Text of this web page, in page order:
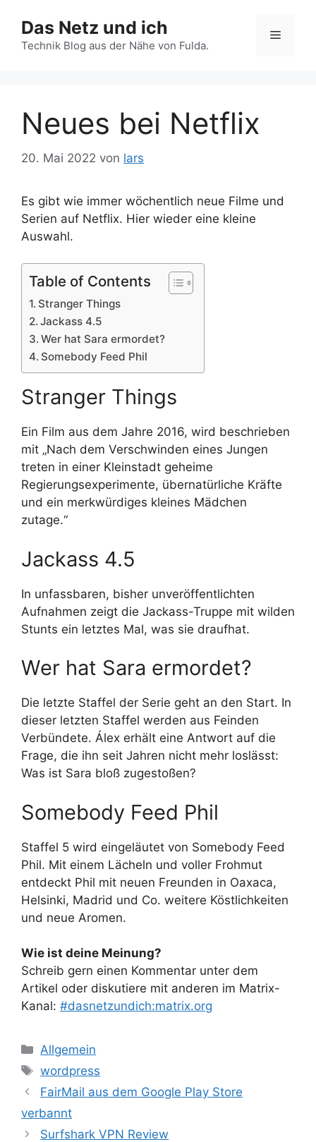
Inhalt
springen
Das Netz und ich
Technik Blog aus der Nähe von Fulda.
Menü
Neues bei Netflix
20. Mai 2022 von lars
Es gibt wie immer wöchentlich neue Filme und
Serien auf Netflix. Hier wieder eine kleine
Auswahl.
Table of Contents
Stranger Things
Jackass 4.5
Wer hat Sara ermordet?
Somebody Feed Phil
Stranger Things
Ein Film aus dem Jahre 2016, wird beschrieben
mit „Nach dem Verschwinden eines Jungen
treten in einer Kleinstadt geheime
Regierungsexperimente, übernatürliche Kräfte
und ein merkwürdiges kleines Mädchen
zutage.“
Jackass 4.5
In unfassbaren, bisher unveröffentlichten
Aufnahmen zeigt die Jackass-Truppe mit wilden
Stunts ein letztes Mal, was sie draufhat.
Wer hat Sara ermordet?
Die letzte Staffel der Serie geht an den Start. In
dieser letzten Staffel werden aus Feinden
Verbündete. Álex erhält eine Antwort auf die
Frage, die ihn seit Jahren nicht mehr loslässt:
Was ist Sara bloß zugestoßen?
Somebody Feed Phil
Staffel 5 wird eingeläutet von Somebody Feed
Phil. Mit einem Lächeln und voller Frohmut
entdeckt Phil mit neuen Freunden in Oaxaca,
Helsinki, Madrid und Co. weitere Köstlichkeiten
und neue Aromen.
Wie ist deine Meinung?
Schreib gern einen Kommentar unter dem
Artikel oder diskutiere mit anderen im Matrix-
Kanal: #dasnetzundich:matrix.org
Kategorien
Allgemein
Schlagwörter
wordpress
FairMail aus dem Google Play Store
verbannt
Surfshark VPN Review